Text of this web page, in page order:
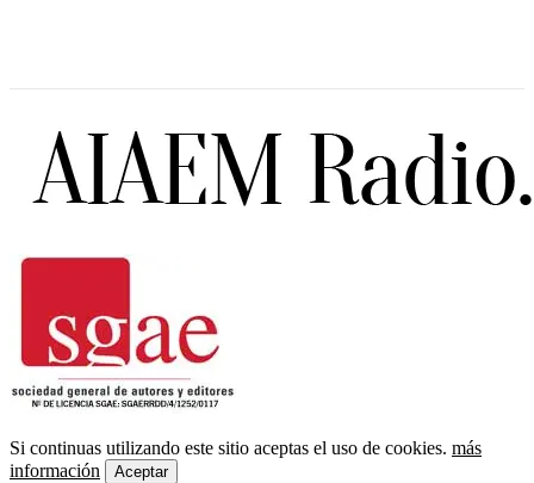
Si continuas utilizando este sitio aceptas el uso de cookies. más
información
Aceptar